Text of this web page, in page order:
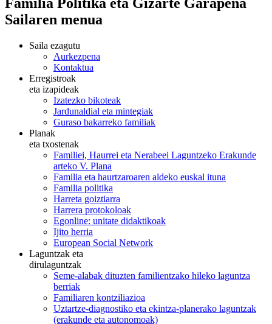
Sailaren menua
Saila ezagutu
Aurkezpena
Kontaktua
Erregistroak
eta izapideak
Izatezko bikoteak
Jardunaldial eta mintegiak
Guraso bakarreko familiak
Planak
eta txostenak
Familiei, Haurrei eta Nerabeei Laguntzeko Erakunde
arteko V. Plana
Familia eta haurtzaroaren aldeko euskal ituna
Familia politika
Harreta goiztiarra
Harrera protokoloak
Egonline: unitate didaktikoak
Ijito herria
European Social Network
Laguntzak eta
dirulaguntzak
Seme-alabak dituzten familientzako hileko laguntza
berriak
Familiaren kontziliazioa
Uztartze-diagnostiko eta ekintza-planerako laguntzak
(erakunde eta autonomoak)